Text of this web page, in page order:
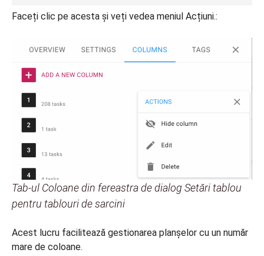
Faceți clic pe acesta și veți vedea meniul Acțiuni.:
Tab-ul Coloane din fereastra de dialog Setări tablou
pentru tablouri de sarcini
Acest lucru facilitează gestionarea planșelor cu un număr
mare de coloane.